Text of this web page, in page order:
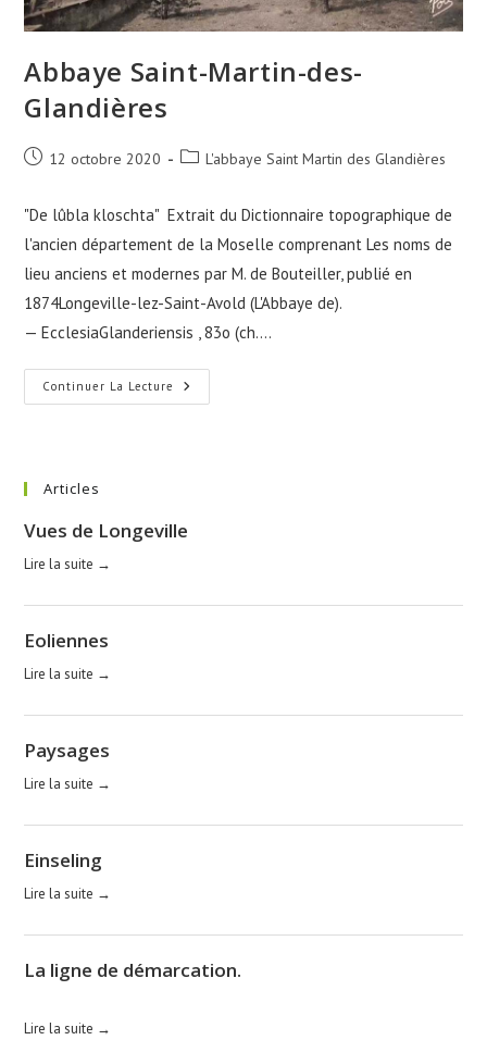
Abbaye Saint-Martin-des-
Glandières
Publication
12 octobre 2020
PostL'abbaye Saint Martin des Glandières
"De lûbla kloschta" Extrait du Dictionnaire topographique de
l'ancien département de la Moselle comprenant Les noms de
lieu anciens et modernes par M. de Bouteiller, publié en
1874Longeville-lez-Saint-Avold (L'Abbaye de).
— EcclesiaGlanderiensis , 83o (ch.…
Continuer La Lecture Abbaye
Saint-
Articles
Vues de Longeville
Lire la suite →
Eoliennes
Lire la suite →
Paysages
Lire la suite →
Einseling
Lire la suite →
La ligne de démarcation.
Lire la suite →